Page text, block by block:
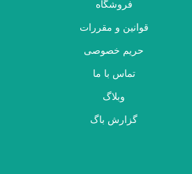
فروشگاه
قوانین و مقررات
حریم خصوصی
تماس با ما
وبلاگ
گزارش باگ